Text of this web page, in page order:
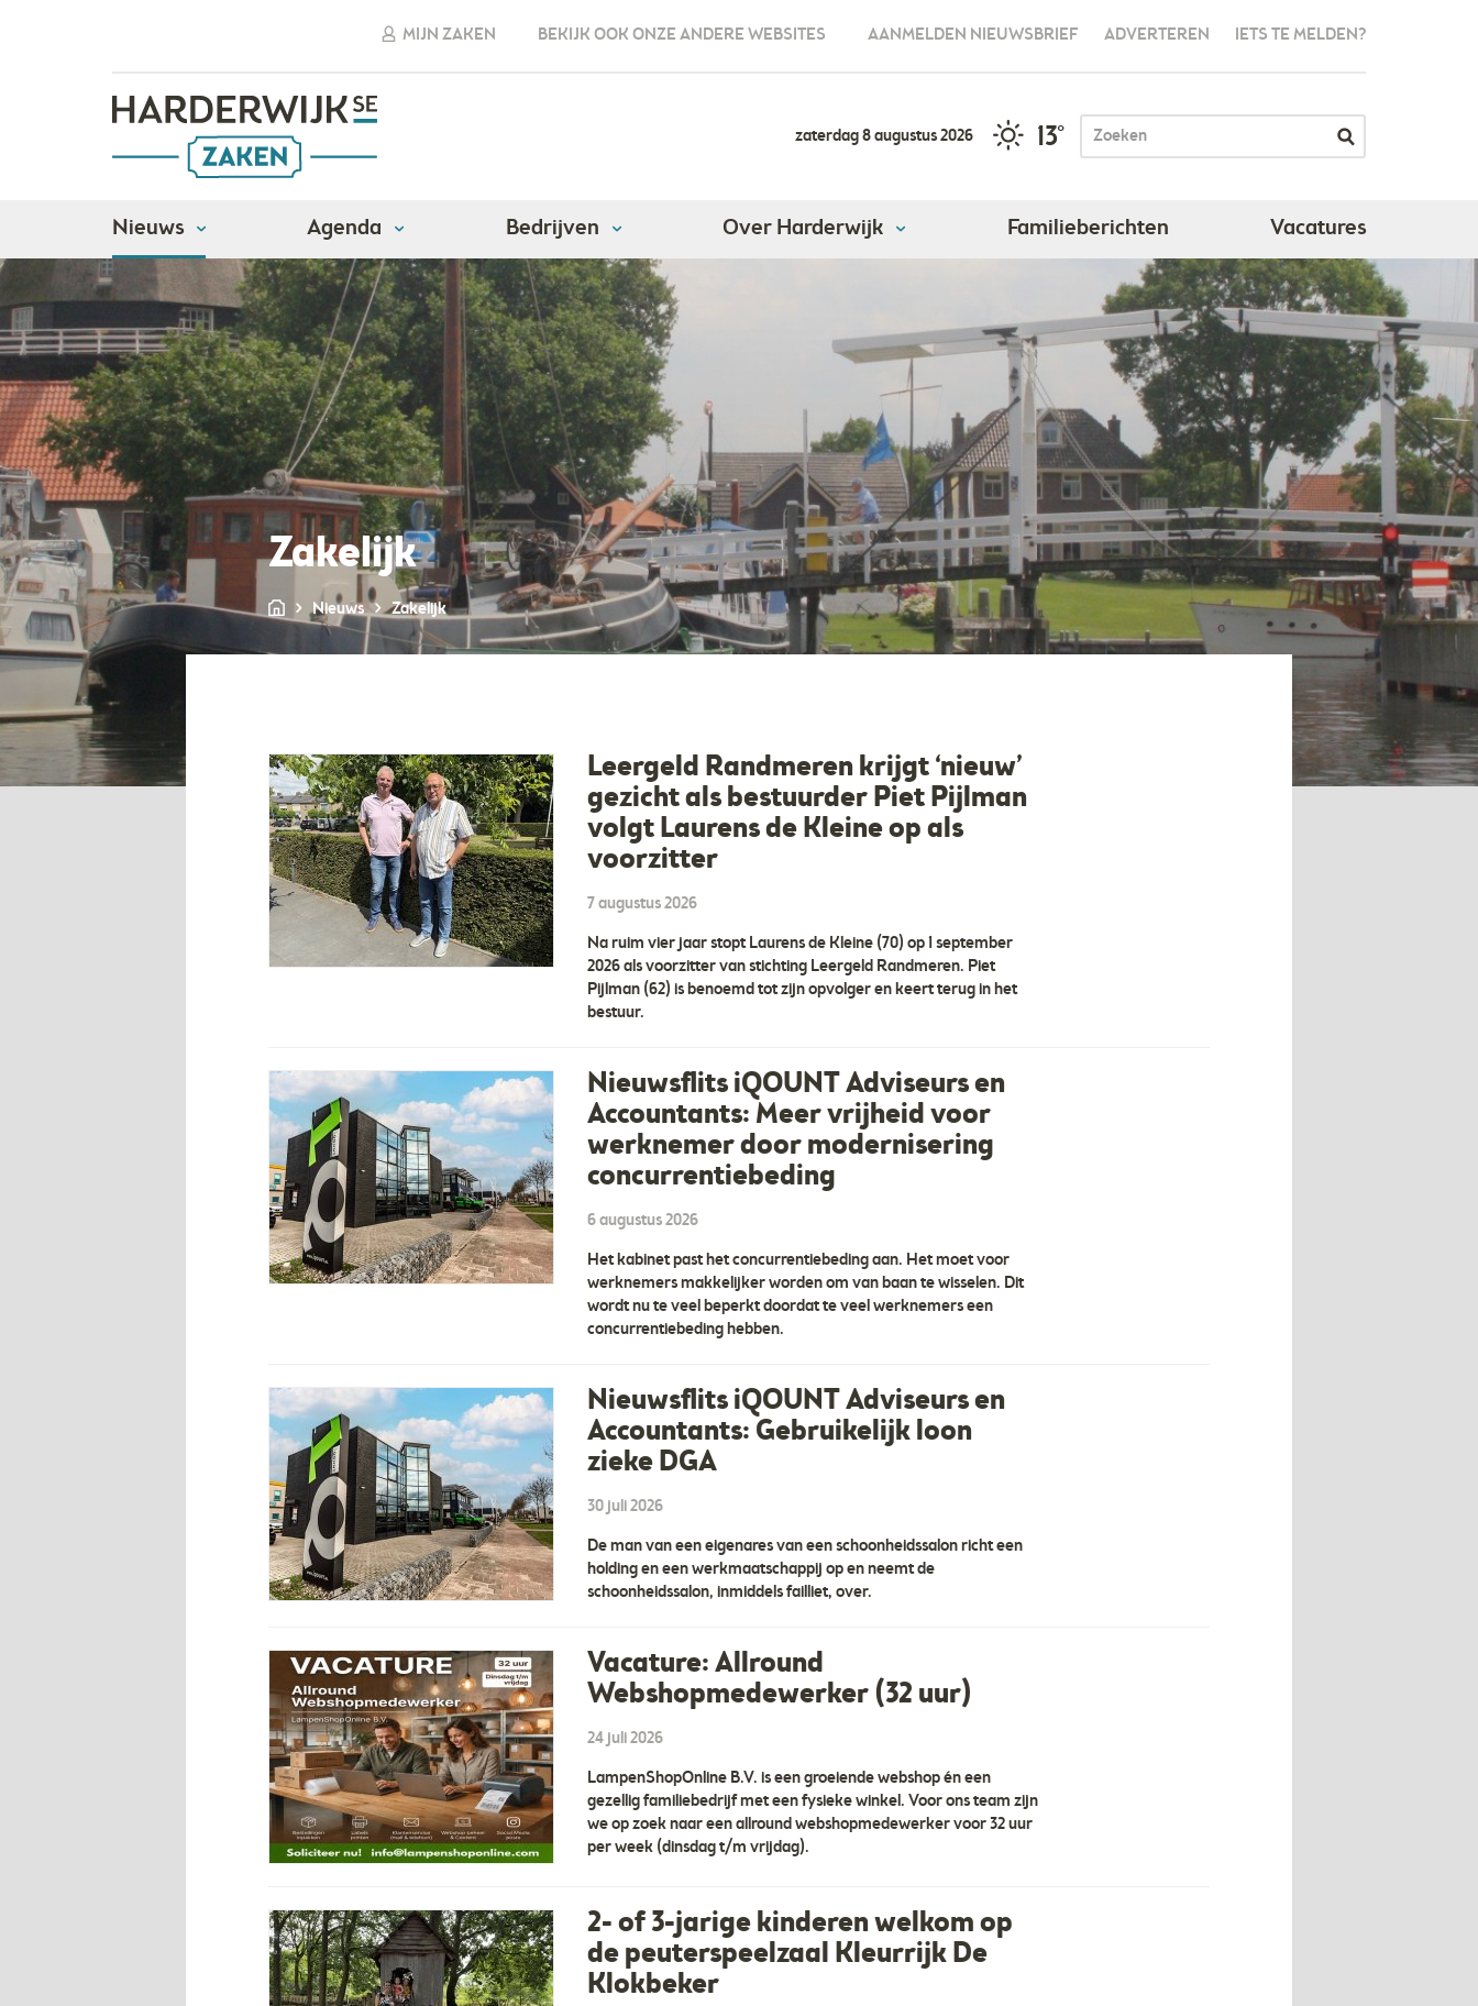
MIJN ZAKEN BEKIJK OOK ONZE ANDERE WEBSITES AANMELDEN NIEUWSBRIEF ADVERTEREN IETS TE MELDEN?
zaterdag 8 augustus 2026 13°
Nieuws Agenda Bedrijven Over Harderwijk Familieberichten Vacatures
Zakelijk
Nieuws Zakelijk
Leergeld Randmeren krijgt ‘nieuw’
gezicht als bestuurder Piet Pijlman
volgt Laurens de Kleine op als
voorzitter
7 augustus 2026
Na ruim vier jaar stopt Laurens de Kleine (70) op 1 september
2026 als voorzitter van stichting Leergeld Randmeren. Piet
Pijlman (62) is benoemd tot zijn opvolger en keert terug in het
bestuur.
Nieuwsflits iQOUNT Adviseurs en
Accountants: Meer vrijheid voor
werknemer door modernisering
concurrentiebeding
6 augustus 2026
Het kabinet past het concurrentiebeding aan. Het moet voor
werknemers makkelijker worden om van baan te wisselen. Dit
wordt nu te veel beperkt doordat te veel werknemers een
concurrentiebeding hebben.
Nieuwsflits iQOUNT Adviseurs en
Accountants: Gebruikelijk loon
zieke DGA
30 juli 2026
De man van een eigenares van een schoonheidssalon richt een
holding en een werkmaatschappij op en neemt de
schoonheidssalon, inmiddels failliet, over.
Vacature: Allround
Webshopmedewerker (32 uur)
24 juli 2026
LampenShopOnline B.V. is een groeiende webshop én een
gezellig familiebedrijf met een fysieke winkel. Voor ons team zijn
we op zoek naar een allround webshopmedewerker voor 32 uur
per week (dinsdag t/m vrijdag).
2- of 3-jarige kinderen welkom op
de peuterspeelzaal Kleurrijk De
Klokbeker